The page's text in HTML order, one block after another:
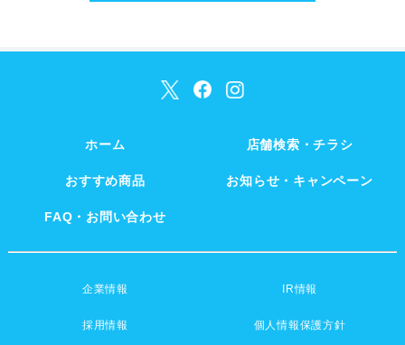
ホーム 店舗検索・チラシ
おすすめ商品 お知らせ・キャンペーン
FAQ・お問い合わせ
企業情報 IR情報
採用情報 個人情報保護方針